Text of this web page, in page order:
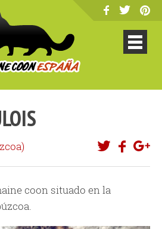
)
coon situado en la